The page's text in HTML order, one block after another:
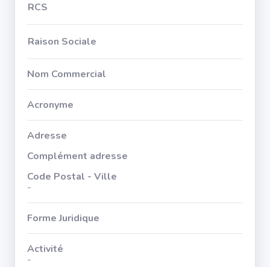
RCS
Raison Sociale
Nom Commercial
Acronyme
Adresse
Complément adresse
Code Postal - Ville
-
Forme Juridique
Activité
-